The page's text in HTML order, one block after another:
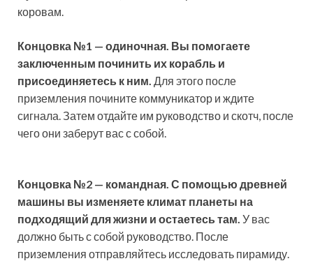
коровам.
Концовка №1 — одиночная. Вы помогаете
заключенным починить их корабль и
присоединяетесь к ним. Для этого после
приземления почините коммуникатор и ждите
сигнала. Затем отдайте им руководство и скотч, после
чего они заберут вас с собой.
Концовка №2 — командная. С помощью древней
машины вы изменяете климат планеты на
подходящий для жизни и остаетесь там. У вас
должно быть с собой руководство. После
приземления отправляйтесь исследовать пирамиду.